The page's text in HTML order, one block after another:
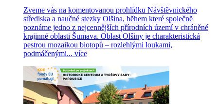
Zveme vás na komentovanou prohlídku Návštěvnického
střediska a naučné stezky Olšina, během které společně
poznáme jedno z nejcennějších přírodních území v chráněné
krajinné oblasti Šumava. Oblast Olšiny je charakteristická
pestrou mozaikou biotopů – rozlehlými loukami,
podmáčenými... více